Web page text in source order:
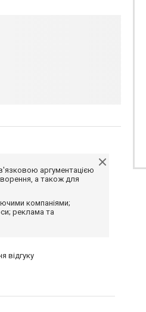
аргументацією
а також для
компаніями;
реклама та
відгуку